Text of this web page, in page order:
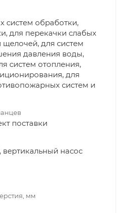
обработки,
для перекачки слабых
щелочей, для систем
давления воды,
систем отопления,
для
систем и
поставки
насос
мм